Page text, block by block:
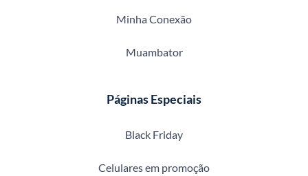
Minha Conexão
Muambator
Páginas Especiais
Black Friday
Celulares em promoção